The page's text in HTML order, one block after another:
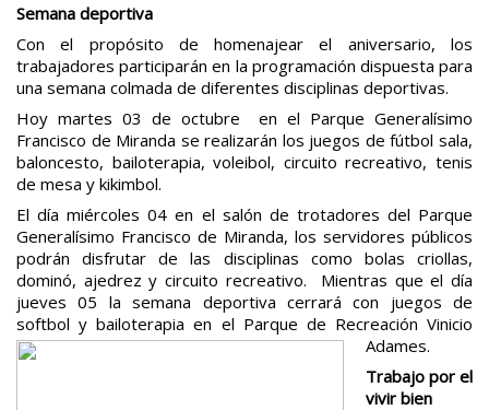
Semana deportiva
Con el propósito de homenajear el aniversario, los
trabajadores participarán en la programación dispuesta para
una semana colmada de diferentes disciplinas deportivas.
Hoy martes 03 de octubre en el Parque Generalísimo
Francisco de Miranda se realizarán los juegos de fútbol sala,
baloncesto, bailoterapia, voleibol, circuito recreativo, tenis
de mesa y kikimbol.
El día miércoles 04 en el salón de trotadores del Parque
Generalísimo Francisco de Miranda, los servidores públicos
podrán disfrutar de las disciplinas como bolas criollas,
dominó, ajedrez y circuito recreativo. Mientras que el día
jueves 05 la semana deportiva cerrará con juegos de
softbol y bailoterapia en el Parque de Recreación Vinicio
Adames.
Trabajo por el
vivir bien